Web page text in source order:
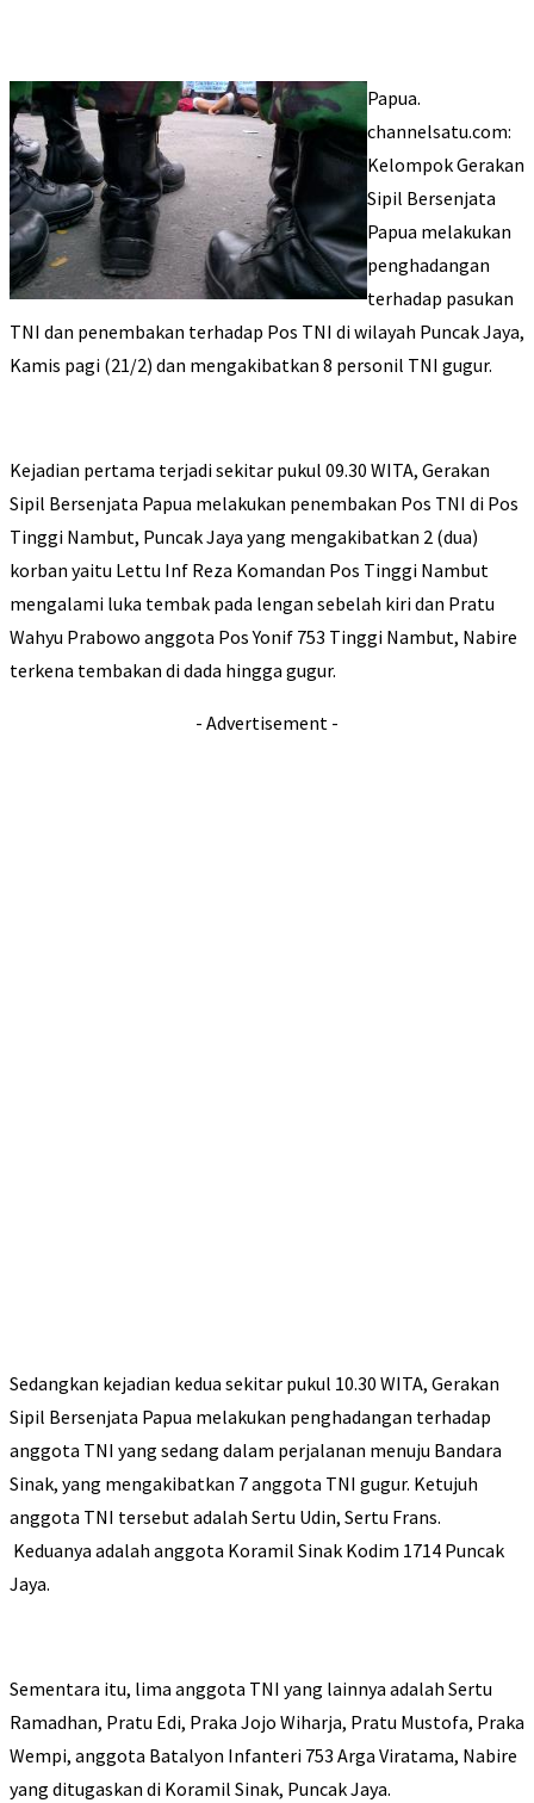
Papua.
channelsatu.com:
Kelompok Gerakan
Sipil Bersenjata
Papua melakukan
penghadangan
terhadap pasukan
TNI dan penembakan terhadap Pos TNI di wilayah Puncak Jaya,
Kamis pagi (21/2) dan mengakibatkan 8 personil TNI gugur.
Kejadian pertama terjadi sekitar pukul 09.30 WITA, Gerakan
Sipil Bersenjata Papua melakukan penembakan Pos TNI di Pos
Tinggi Nambut, Puncak Jaya yang mengakibatkan 2 (dua)
korban yaitu Lettu Inf Reza Komandan Pos Tinggi Nambut
mengalami luka tembak pada lengan sebelah kiri dan Pratu
Wahyu Prabowo anggota Pos Yonif 753 Tinggi Nambut, Nabire
terkena tembakan di dada hingga gugur.
- Advertisement -
Sedangkan kejadian kedua sekitar pukul 10.30 WITA, Gerakan
Sipil Bersenjata Papua melakukan penghadangan terhadap
anggota TNI yang sedang dalam perjalanan menuju Bandara
Sinak, yang mengakibatkan 7 anggota TNI gugur. Ketujuh
anggota TNI tersebut adalah Sertu Udin, Sertu Frans.
Keduanya adalah anggota Koramil Sinak Kodim 1714 Puncak
Jaya.
Sementara itu, lima anggota TNI yang lainnya adalah Sertu
Ramadhan, Pratu Edi, Praka Jojo Wiharja, Pratu Mustofa, Praka
Wempi, anggota Batalyon Infanteri 753 Arga Viratama, Nabire
yang ditugaskan di Koramil Sinak, Puncak Jaya.